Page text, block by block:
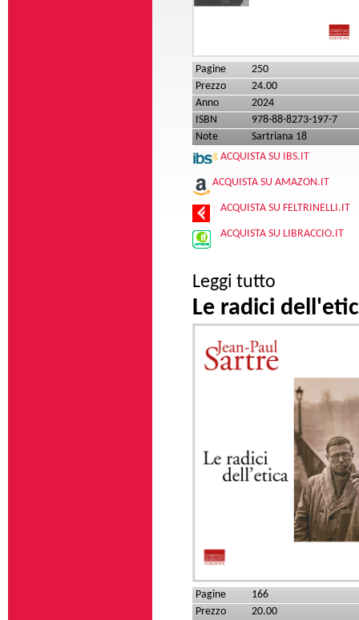
Pagine
250
Prezzo
24.00
Anno
2024
ISBN
978-88-8273-197-7
Note
Sartriana 18
ACQUISTA SU IBS.IT
ACQUISTA SU AMAZON.IT
ACQUISTA SU FELTRINELLI.IT
ACQUISTA SU LIBRACCIO.IT
Leggi tutto
Le radici
Pagine
166
Prezzo
20.00